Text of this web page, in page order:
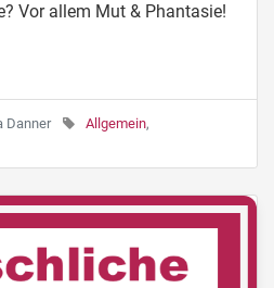
Vor allem Mut & Phantasie!
Danner Allgemein,